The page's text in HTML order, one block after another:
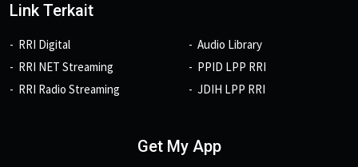
Link Terkait
RRI Digital
RRI NET Streaming
RRI Radio Streaming
Audio Library
PPID LPP RRI
JDIH LPP RRI
Get My App